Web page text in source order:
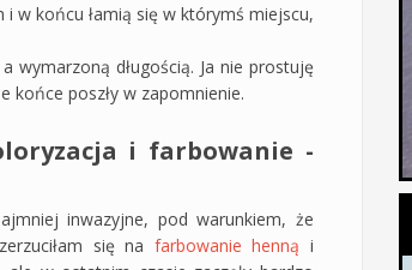
w końcu łamią się w którymś miejscu,
wymarzoną długością. Ja nie prostuję
końce poszły w zapomnienie.
i farbowanie -
inwazyjne, pod warunkiem, że
się na farbowanie henną i